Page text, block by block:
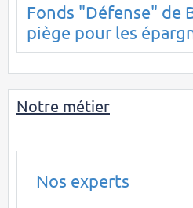
Fonds "Défense" de
piège pour les
Notre métier
Nos experts